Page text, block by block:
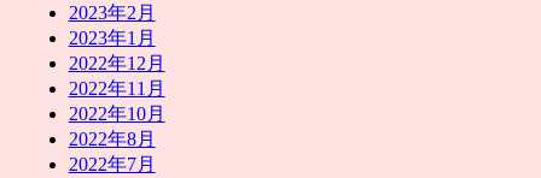
2023年2月
2023年1月
2022年12月
2022年11月
2022年10月
2022年8月
2022年7月